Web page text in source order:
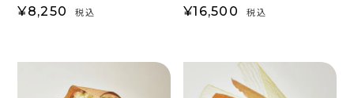
¥8,250 税込 ¥16,500 税込